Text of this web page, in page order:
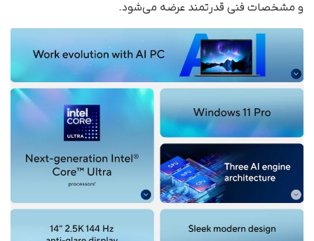
و مشخصات فنی قدرتمند عرضه می‌شود.